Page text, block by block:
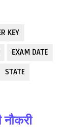
KEY
EXAM DATE
STATE
नौकरी